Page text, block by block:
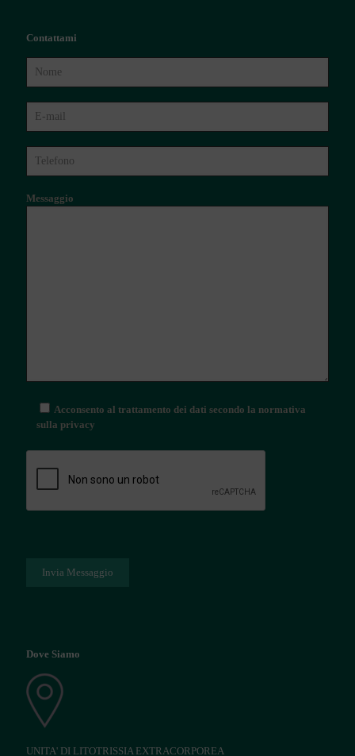
Contattami
Messaggio
Acconsento al trattamento dei dati secondo la normativa
sulla privacy
Dove Siamo
UNITA' DI LITOTRISSIA EXTRACORPOREA